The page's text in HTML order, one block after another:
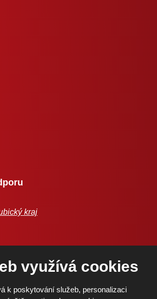
využívá cookies
k poskytování služeb, personalizaci